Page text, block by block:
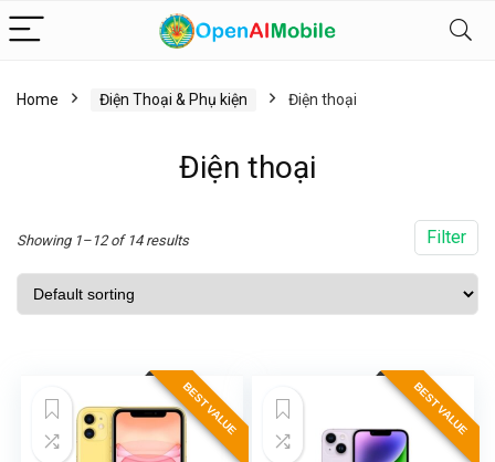
Home Điện Thoại & Phụ kiện Điện thoại
Điện thoại
Filter
Showing 1–12 of 14 results
BEST VALUE BEST VALUE